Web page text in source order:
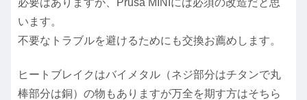
います。
不要なトラブルを避けるためにも交換お薦めします。
ヒートブレイクはバイメタル（ネジ部分はチタンで丸
棒部分は銅）の物もありますが万全を期す方はそちら